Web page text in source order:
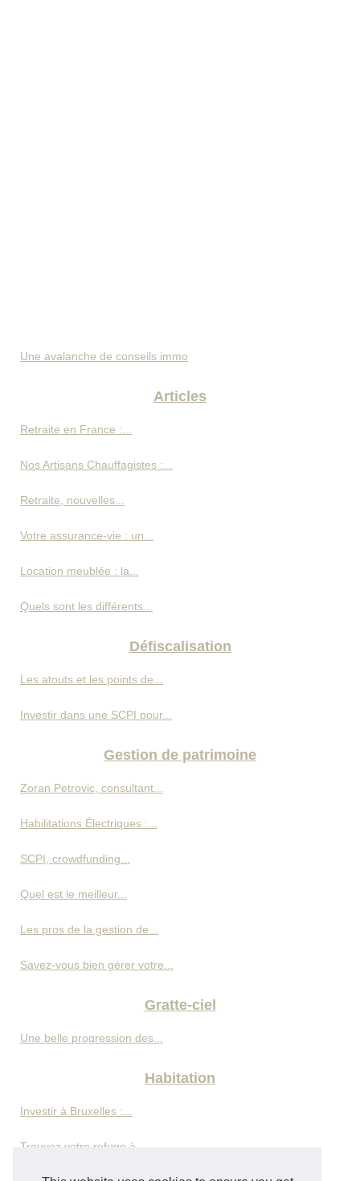
Une avalanche de conseils immo
Articles
Retraite en France :...
Nos Artisans Chauffagistes :...
Retraite, nouvelles...
Votre assurance-vie : un...
Location meublée : la...
Quels sont les différents...
Défiscalisation
Les atouts et les points de...
Investir dans une SCPI pour...
Gestion de patrimoine
Zoran Petrovic, consultant...
Habilitations Électriques :...
SCPI, crowdfunding...
Quel est le meilleur...
Les pros de la gestion de...
Savez-vous bien gérer votre...
Gratte-ciel
Une belle progression des...
Habitation
Investir à Bruxelles :...
Trouvez votre refuge à...